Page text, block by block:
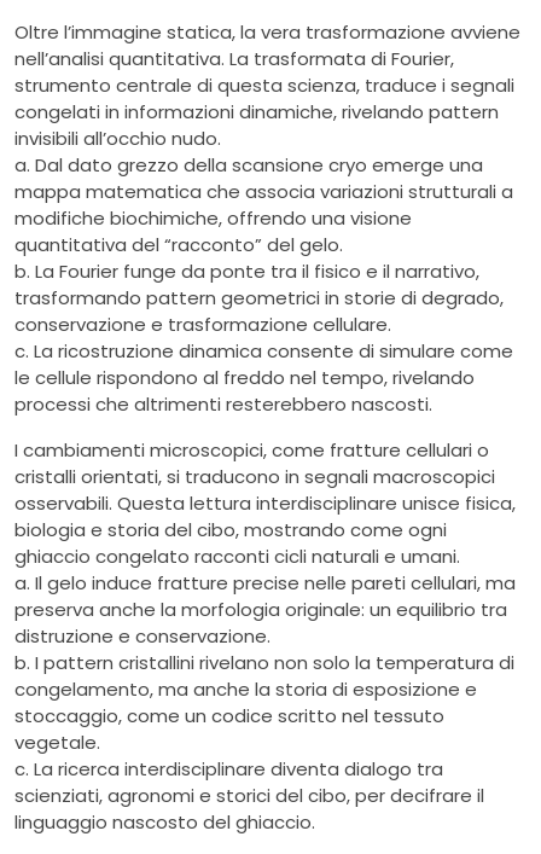
Oltre l’immagine statica, la vera trasformazione avviene
nell’analisi quantitativa. La trasformata di Fourier,
strumento centrale di questa scienza, traduce i segnali
congelati in informazioni dinamiche, rivelando pattern
invisibili all’occhio nudo.
a. Dal dato grezzo della scansione cryo emerge una
mappa matematica che associa variazioni strutturali a
modifiche biochimiche, offrendo una visione
quantitativa del “racconto” del gelo.
b. La Fourier funge da ponte tra il fisico e il narrativo,
trasformando pattern geometrici in storie di degrado,
conservazione e trasformazione cellulare.
c. La ricostruzione dinamica consente di simulare come
le cellule rispondono al freddo nel tempo, rivelando
processi che altrimenti resterebbero nascosti.
I cambiamenti microscopici, come fratture cellulari o
cristalli orientati, si traducono in segnali macroscopici
osservabili. Questa lettura interdisciplinare unisce fisica,
biologia e storia del cibo, mostrando come ogni
ghiaccio congelato racconti cicli naturali e umani.
a. Il gelo induce fratture precise nelle pareti cellulari, ma
preserva anche la morfologia originale: un equilibrio tra
distruzione e conservazione.
b. I pattern cristallini rivelano non solo la temperatura di
congelamento, ma anche la storia di esposizione e
stoccaggio, come un codice scritto nel tessuto
vegetale.
c. La ricerca interdisciplinare diventa dialogo tra
scienziati, agronomi e storici del cibo, per decifrare il
linguaggio nascosto del ghiaccio.